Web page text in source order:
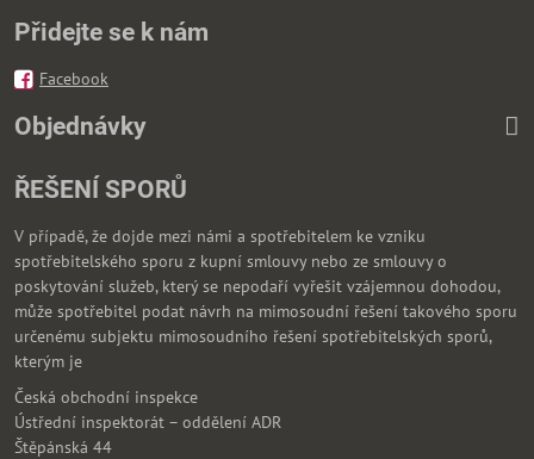
Přidejte se k nám
Facebook
Objednávky
ŘEŠENÍ SPORŮ
V případě, že dojde mezi námi a spotřebitelem ke vzniku
spotřebitelského sporu z kupní smlouvy nebo ze smlouvy o
poskytování služeb, který se nepodaří vyřešit vzájemnou dohodou,
může spotřebitel podat návrh na mimosoudní řešení takového sporu
určenému subjektu mimosoudního řešení spotřebitelských sporů,
kterým je
Česká obchodní inspekce
Ústřední inspektorát – oddělení ADR
Štěpánská 44